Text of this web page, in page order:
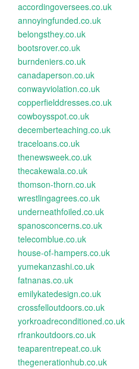
accordingoversees.co.uk
annoyingfunded.co.uk
belongsthey.co.uk
bootsrover.co.uk
burndeniers.co.uk
canadaperson.co.uk
conwayviolation.co.uk
copperfielddresses.co.uk
cowboysspot.co.uk
decemberteaching.co.uk
traceloans.co.uk
thenewsweek.co.uk
thecakewala.co.uk
thomson-thorn.co.uk
wrestlingagrees.co.uk
underneathfoiled.co.uk
spanosconcerns.co.uk
telecomblue.co.uk
house-of-hampers.co.uk
yumekanzashi.co.uk
fatnanas.co.uk
emilykatedesign.co.uk
crossfelloutdoors.co.uk
yorkroadreconditioned.co.uk
rfrankoutdoors.co.uk
teaparentrepeat.co.uk
thegenerationhub.co.uk